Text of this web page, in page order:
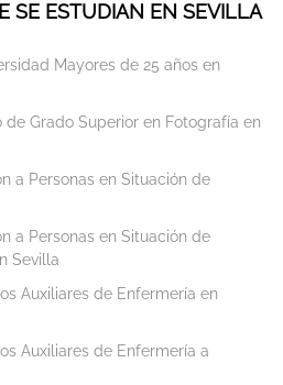
SE ESTUDIAN EN SEVILLA
Mayores de 25 años en
de Grado Superior en Fotografía en
a Personas en Situación de
a Personas en Situación de
Sevilla
Auxiliares de Enfermería en
Auxiliares de Enfermería a